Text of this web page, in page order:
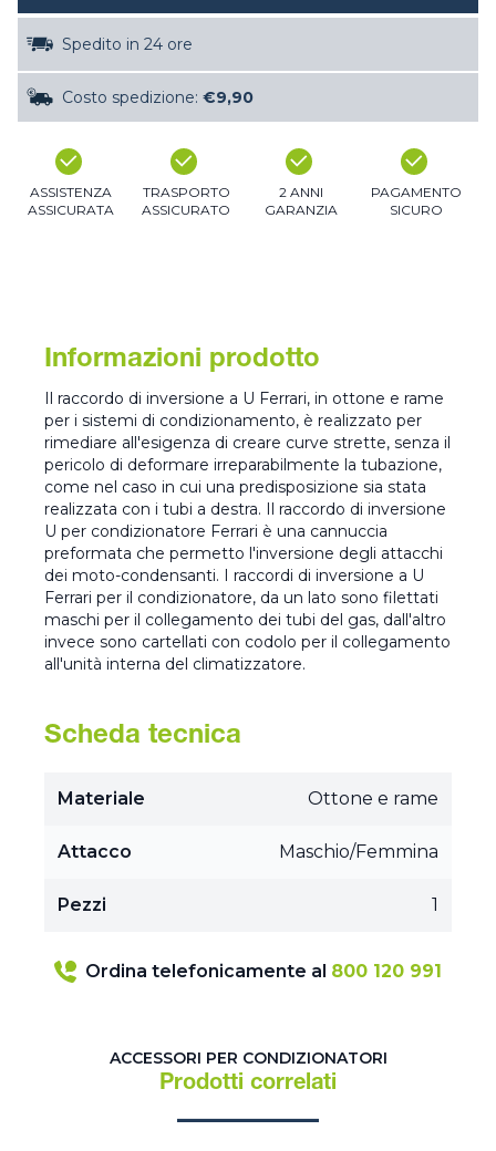
Spedito in 24 ore
Costo spedizione: €9,90
ASSISTENZA
ASSICURATA
TRASPORTO
ASSICURATO
2 ANNI
GARANZIA
PAGAMENTO
SICURO
Informazioni prodotto
Il raccordo di inversione a U Ferrari, in ottone e rame
per i sistemi di condizionamento, è realizzato per
rimediare all'esigenza di creare curve strette, senza il
pericolo di deformare irreparabilmente la tubazione,
come nel caso in cui una predisposizione sia stata
realizzata con i tubi a destra. Il raccordo di inversione
U per condizionatore Ferrari è una cannuccia
preformata che permetto l'inversione degli attacchi
dei moto-condensanti. I raccordi di inversione a U
Ferrari per il condizionatore, da un lato sono filettati
maschi per il collegamento dei tubi del gas, dall'altro
invece sono cartellati con codolo per il collegamento
all'unità interna del climatizzatore.
Scheda tecnica
Materiale Ottone e rame
Attacco Maschio/Femmina
Pezzi 1
Ordina telefonicamente al 800 120 991
ACCESSORI PER CONDIZIONATORI
Prodotti correlati